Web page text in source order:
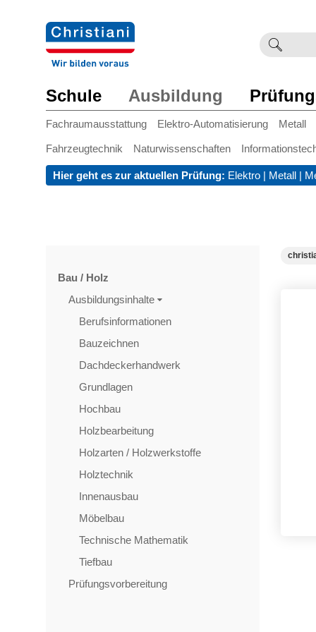
Schule Ausbildung
Fachraumausstattung Elektro-Automatisierung Metall
Fahrzeugtechnik Naturwissenschaften
Hier geht es zur aktuellen Prüfung: Elektro | Metall |
Bau / Holz
Ausbildungsinhalte
Berufsinformationen
Bauzeichnen
Dachdeckerhandwerk
Grundlagen
Hochbau
Holzbearbeitung
Holzarten / Holzwerkstoffe
Holztechnik
Innenausbau
Möbelbau
Technische Mathematik
Tiefbau
Prüfungsvorbereitung